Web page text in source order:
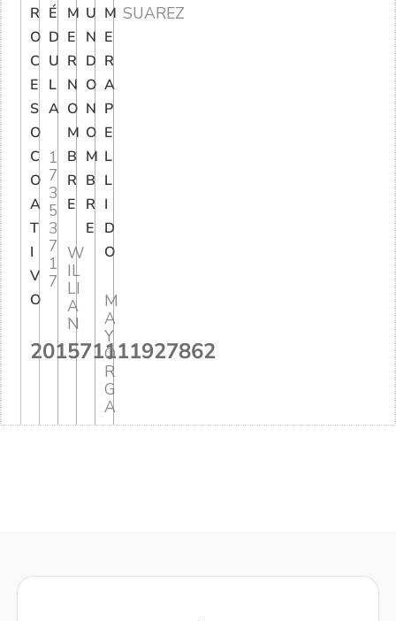
R
O
C
E
S
O
C
O
A
T
I
V
O
201571111927862
É
D
U
L
A
1
7
3
5
3
7
1
7
M
E
R
N
O
M
B
R
E
W
IL
LI
A
N
U
N
D
O
N
O
M
B
R
E
M
E
R
A
P
E
L
L
I
D
O
M
A
Y
O
R
G
A
SUAREZ